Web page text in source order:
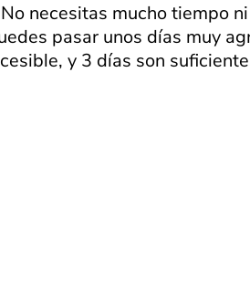
necesitas mucho tiempo
pasar unos días muy
y 3 días son